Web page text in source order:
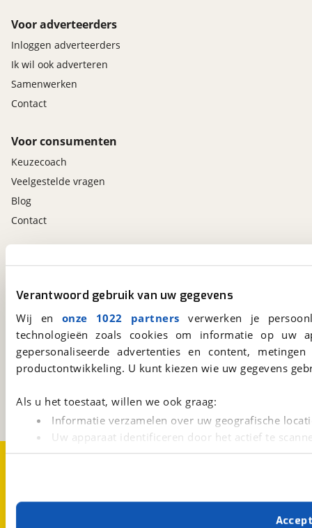
Verantwoord gebruik van uw gegevens
Wij en onze 1022 partners verwerken je
technologieën zoals cookies om informatie op
gepersonaliseerde advertenties en content,
productontwikkeling. U kunt kiezen wie uw gegevens
Als u het toestaat, willen we ook graag:
Informatie verzamelen over uw geografische
Uw apparaat identificeren door het actief te
Lees meer over hoe uw persoonlijke gegevens worden
Met cookies en vergelijkbare technieken zorgen we
cookies zorgen ervoor dat de website goed werkt.
Voor adverteerders
Inloggen adverteerders
Ik wil ook adverteren
Samenwerken
Contact
Voor consumenten
Keuzecoach
Veelgestelde vragen
Blog
Contact
viaBOVAG.nl
Kosterijland 15
Een initiatief van
viaBOVAG.nl app
Download 'm nu.
Over viaBOVAG.nlDisclaimer- en Privacyverklaring